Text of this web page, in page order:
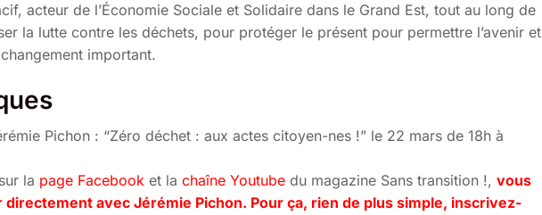
acteur de l’Économie Sociale et Solidaire dans le Grand Est, tout au long de
la lutte contre les déchets, pour protéger le présent pour permettre l’avenir et
important.
Pichon : “Zéro déchet : aux actes citoyen-nes !” le 22 mars de 18h à
la page Facebook et la chaîne Youtube du magazine Sans transition !, vous
avec Jérémie Pichon. Pour ça, rien de plus simple, inscrivez-